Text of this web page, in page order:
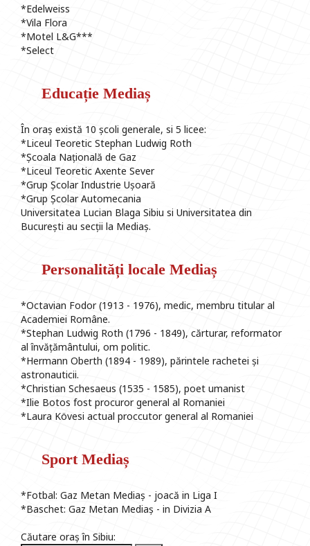
*Edelweiss
*Vila Flora
*Motel L&G***
*Select
Educație Mediaș
În oraș există 10 școli generale, si 5 licee:
*Liceul Teoretic Stephan Ludwig Roth
*Școala Națională de Gaz
*Liceul Teoretic Axente Sever
*Grup Școlar Industrie Ușoară
*Grup Școlar Automecania
Universitatea Lucian Blaga Sibiu si Universitatea din
București au secții la Mediaș.
Personalități locale Mediaș
*Octavian Fodor (1913 - 1976), medic, membru titular al
Academiei Române.
*Stephan Ludwig Roth (1796 - 1849), cărturar, reformator
al învățământului, om politic.
*Hermann Oberth (1894 - 1989), părintele rachetei și
astronauticii.
*Christian Schesaeus (1535 - 1585), poet umanist
*Ilie Botos fost procuror general al Romaniei
*Laura Kövesi actual proccutor general al Romaniei
Sport Mediaș
*Fotbal: Gaz Metan Mediaș - joacă in Liga I
*Baschet: Gaz Metan Mediaș - in Divizia A
Căutare oraș în Sibiu: